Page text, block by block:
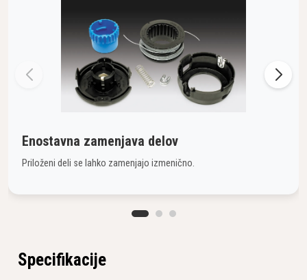
Enostavna zamenjava delov
Priloženi deli se lahko zamenjajo izmenično.
Specifikacije